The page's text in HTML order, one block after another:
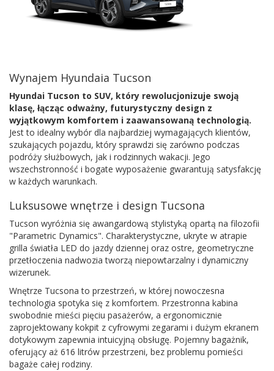
Wynajem Hyundaia Tucson
Hyundai Tucson to SUV, który rewolucjonizuje swoją
klasę, łącząc odważny, futurystyczny design z
wyjątkowym komfortem i zaawansowaną technologią.
Jest to idealny wybór dla najbardziej wymagających klientów,
szukających pojazdu, który sprawdzi się zarówno podczas
podróży służbowych, jak i rodzinnych wakacji. Jego
wszechstronność i bogate wyposażenie gwarantują satysfakcję
w każdych warunkach.
Luksusowe wnętrze i design Tucsona
Tucson wyróżnia się awangardową stylistyką opartą na filozofii
"Parametric Dynamics". Charakterystyczne, ukryte w atrapie
grilla światła LED do jazdy dziennej oraz ostre, geometryczne
przetłoczenia nadwozia tworzą niepowtarzalny i dynamiczny
wizerunek.
Wnętrze Tucsona to przestrzeń, w której nowoczesna
technologia spotyka się z komfortem. Przestronna kabina
swobodnie mieści pięciu pasażerów, a ergonomicznie
zaprojektowany kokpit z cyfrowymi zegarami i dużym ekranem
dotykowym zapewnia intuicyjną obsługę. Pojemny bagażnik,
oferujący aż 616 litrów przestrzeni, bez problemu pomieści
bagaże całej rodziny.